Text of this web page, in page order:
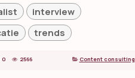
interview
trends
0 2566 Content consulting